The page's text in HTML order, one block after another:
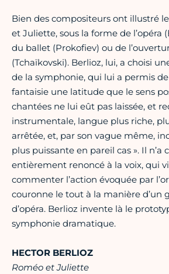
Bien des compositeurs ont illustré
et Juliette, sous la forme de l’opéra
du ballet (Prokofiev) ou de
(Tchaïkovski). Berlioz, lui, a choisi
de la symphonie, qui lui a permis de
fantaisie une latitude que le sens
chantées ne lui eût pas laissée, et
instrumentale, langue plus riche,
arrêtée, et, par son vague même,
plus puissante en pareil cas ». Il n’a
entièrement renoncé à la voix, qui
commenter l’action évoquée par
couronne le tout à la manière d’un
d’opéra. Berlioz invente là le
symphonie dramatique.
HECTOR BERLIOZ
Roméo et Juliette